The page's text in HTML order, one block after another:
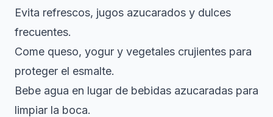
Evita refrescos, jugos azucarados y dulces
frecuentes.
Come queso, yogur y vegetales crujientes para
proteger el esmalte.
Bebe agua en lugar de bebidas azucaradas para
limpiar la boca.